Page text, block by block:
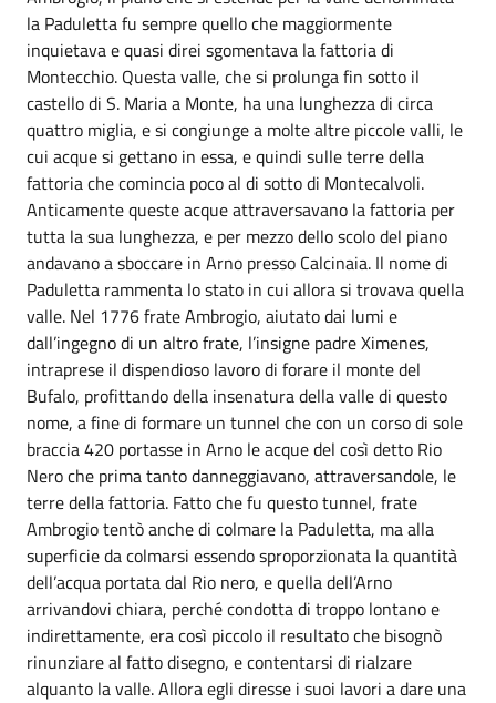
la Paduletta fu sempre quello che maggiormente
inquietava e quasi direi sgomentava la fattoria di
Montecchio. Questa valle, che si prolunga fin sotto il
castello di S. Maria a Monte, ha una lunghezza di circa
quattro miglia, e si congiunge a molte altre piccole valli, le
cui acque si gettano in essa, e quindi sulle terre della
fattoria che comincia poco al di sotto di Montecalvoli.
Anticamente queste acque attraversavano la fattoria per
tutta la sua lunghezza, e per mezzo dello scolo del piano
andavano a sboccare in Arno presso Calcinaia. Il nome di
Paduletta rammenta lo stato in cui allora si trovava quella
valle. Nel 1776 frate Ambrogio, aiutato dai lumi e
dall’ingegno di un altro frate, l’insigne padre Ximenes,
intraprese il dispendioso lavoro di forare il monte del
Bufalo, profittando della insenatura della valle di questo
nome, a fine di formare un tunnel che con un corso di sole
braccia 420 portasse in Arno le acque del così detto Rio
Nero che prima tanto danneggiavano, attraversandole, le
terre della fattoria. Fatto che fu questo tunnel, frate
Ambrogio tentò anche di colmare la Paduletta, ma alla
superficie da colmarsi essendo sproporzionata la quantità
dell’acqua portata dal Rio nero, e quella dell’Arno
arrivandovi chiara, perché condotta di troppo lontano e
indirettamente, era così piccolo il resultato che bisognò
rinunziare al fatto disegno, e contentarsi di rialzare
alquanto la valle. Allora egli diresse i suoi lavori a dare una